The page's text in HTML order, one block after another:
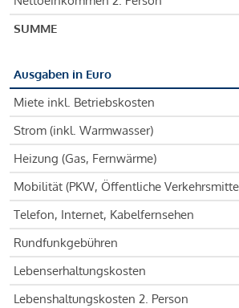
SUMME
Ausgaben in Euro
Miete inkl. Betriebskosten
Strom (inkl. Warmwasser)
Heizung (Gas, Fernwärme)
Mobilität (PKW, Öffentliche
Telefon, Internet, Kabelfernsehen
Rundfunkgebühren
Lebenserhaltungskosten
Lebenshaltungskosten 2. Person